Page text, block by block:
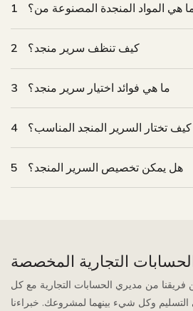
1 هي المواد المنجدة المصنوعة من؟
2 كيف تنظف سرير منجد؟
3 ما هي فوائد اختيار سرير منجد؟
4 كيف تختار السرير المنجد المناسب؟
5 هل يمكن تخصيص السرير المنجد؟
التجارية المخصصة
من مديري الحسابات التجارية مع كل
وكل شيء بينهما لمشروعك. خبراءنا